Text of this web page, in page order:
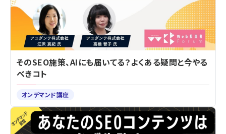
そのSEO施策、AIにも届いてる？よくある疑問と今やる
べきコト
オンデマンド講座